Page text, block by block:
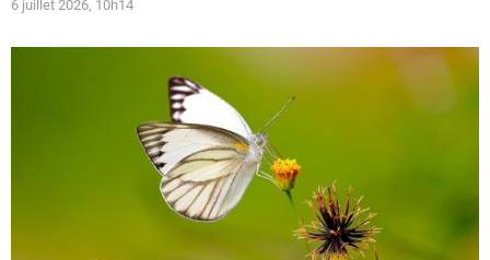
6 juillet 2026, 10h14